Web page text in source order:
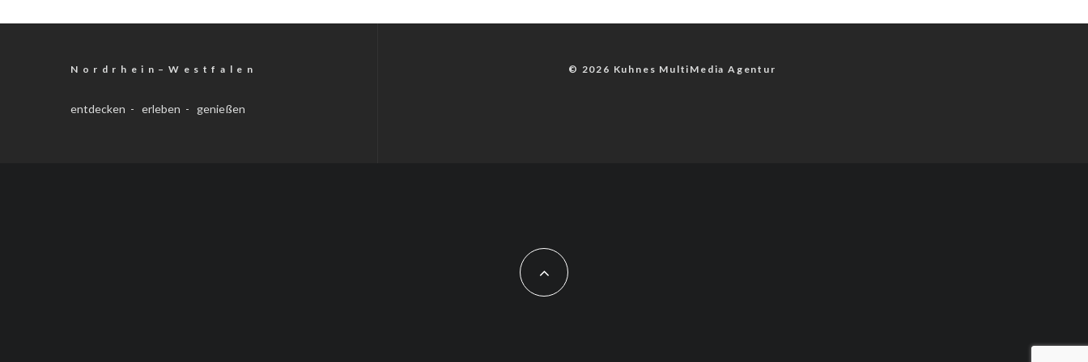
N o r d r h e i n – W e s t f a l e n
entdecken - erleben - genießen
© 2026 Kuhnes MultiMedia Agentur